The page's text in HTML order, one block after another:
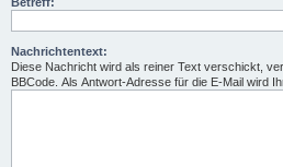
Nachrichtentext:
Diese Nachricht wird als reiner Text verschickt,
BBCode. Als Antwort-Adresse für die E-Mail wird